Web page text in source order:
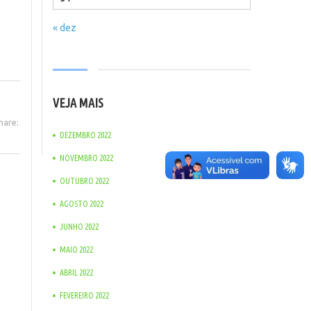
« dez
VEJA MAIS
DEZEMBRO 2022
NOVEMBRO 2022
OUTUBRO 2022
AGOSTO 2022
JUNHO 2022
MAIO 2022
ABRIL 2022
FEVEREIRO 2022